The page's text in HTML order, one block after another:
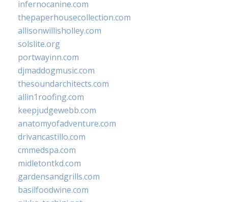
infernocanine.com
thepaperhousecollection.com
allisonwillisholley.com
solslite.org
portwayinn.com
djmaddogmusic.com
thesoundarchitects.com
allin1roofing.com
keepjudgewebb.com
anatomyofadventure.com
drivancastillo.com
cmmedspa.com
midletontkd.com
gardensandgrills.com
basilfoodwine.com